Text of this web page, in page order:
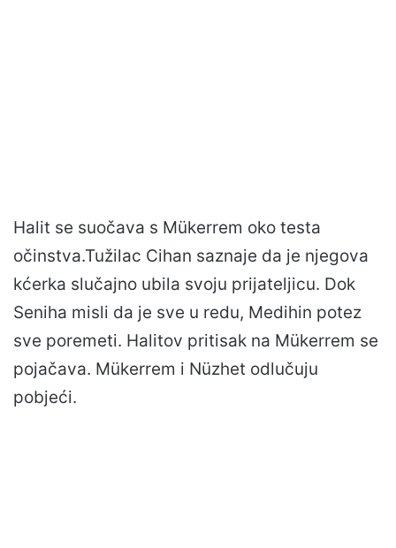
Halit se suočava s Mükerrem oko testa
očinstva.Tužilac Cihan saznaje da je njegova
kćerka slučajno ubila svoju prijateljicu. Dok
Seniha misli da je sve u redu, Medihin potez
sve poremeti. Halitov pritisak na Mükerrem se
pojačava. Mükerrem i Nüzhet odlučuju
pobjeći.